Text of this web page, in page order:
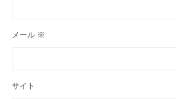
メール ※
サイト